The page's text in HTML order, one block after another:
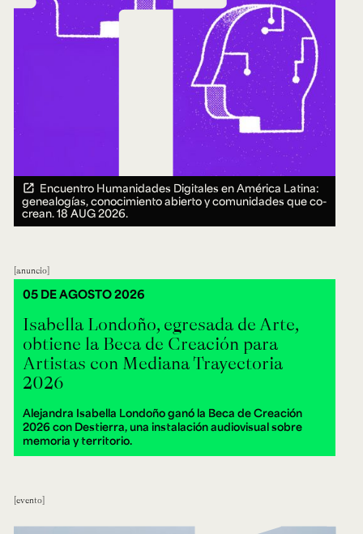
Universidad de los Andes | Vigilada Mineducación.
Reconocimiento como universidad: Decreto 1297 del 30
de mayo de 1964. Reconocimiento de personería jurídica:
Resolución 28 del 23 de febrero de 1949, Minjusticia.
Acreditación institucional de alta calidad, 10 años:
Resolución 000194 del 16 de enero del 2025.
Ext. 2626
Posgrados
Ext. 4925
Educación
Continua
Ext. 4795
Encuentro Humanidades Digitales en América Latina:
genealogías, conocimiento abierto y comunidades que co-
crean.18 AUG 2026.
anuncio
Isabella Londoño, egresada de Arte,
obtiene la Beca de Creación para
Artistas con Mediana Trayectoria
2026
Alejandra Isabella Londoño ganó la Beca de Creación
2026 con Destierra, una instalación audiovisual sobre
memoria y territorio.
05 DE AGOSTO 2026
evento